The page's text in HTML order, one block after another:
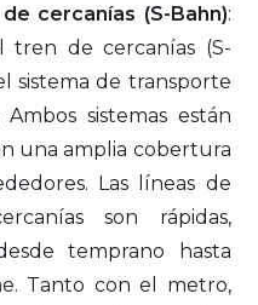
cercanías (S-Bahn):
tren de cercanías (S-
sistema de transporte
sistemas están
una amplia cobertura
Las líneas de
son rápidas,
temprano hasta
Tanto con el metro,